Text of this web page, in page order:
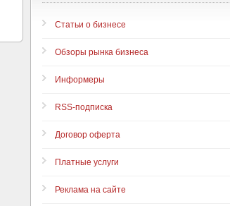
Статьи о бизнесе
Обзоры рынка бизнеса
Информеры
RSS-подписка
Договор оферта
Платные услуги
Реклама на сайте